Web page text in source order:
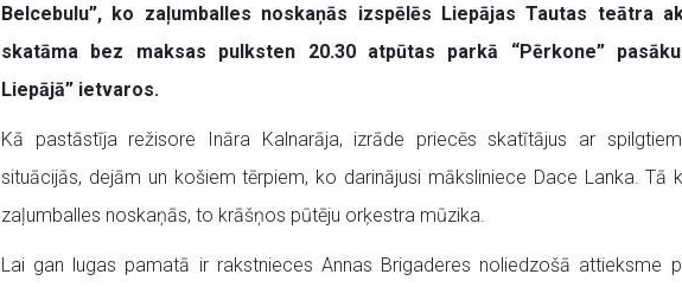
Belcebulu”, ko zaļumballes noskaņās izspēlēs Liepājas Tautas teātra
skatāma bez maksas pulksten 20.30 atpūtas parkā “Pērkone”
Liepājā” ietvaros.
Kā pastāstīja režisore Ināra Kalnarāja, izrāde priecēs skatītājus ar
situācijās, dejām un košiem tērpiem, ko darinājusi māksliniece Dace Lanka. Tā
zaļumballes noskaņās, to krāšņos pūtēju orķestra mūzika.
Lai gan lugas pamatā ir rakstnieces Annas Brigaderes noliedzošā attieksme